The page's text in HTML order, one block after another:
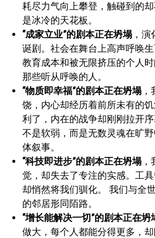
耗尽力气向上攀登，触碰到的
是冰冷的天花板。
“成家立业”的剧本正在坍塌 ，
诞剧。社会在舞台上高声呼唤生
教育成本和被无限挤压的个人
那些听从呼唤的人。
“物质即幸福”的剧本正在坍塌
饶，内心却经历着前所未有的
利了，内在的战争却刚刚拉开
不是软弱，而是无数灵魂在旷
体叙事。
“科技即进步”的剧本正在坍塌
觉，却失去了专注的实感。工
却悄然将我们驯化。 我们与全
的邻居形同陌路。
“增长能解决一切”的剧本正在坍
做大，每个人都能分得更多，